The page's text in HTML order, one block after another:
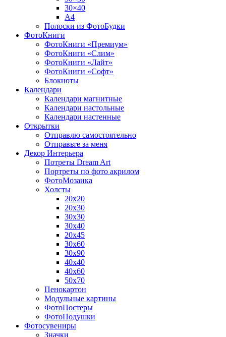
30×40
A4
Полоски из ФотоБудки
ФотоКниги
ФотоКниги «Премиум»
ФотоКниги «Слим»
ФотоКниги «Лайт»
ФотоКниги «Софт»
Блокноты
Календари
Календари магнитные
Календари настольные
Календари настенные
Открытки
Отправлю самостоятельно
Отправьте за меня
Декор Интерьера
Потреты Dream Art
Портреты по фото акрилом
ФотоМозаика
Холсты
20х20
20х30
30х30
30х40
20х45
30х60
30х90
40х40
40х60
50х70
Пенокартон
Модульные картины
ФотоПостеры
ФотоПодушки
Фотоcувениры
Значки